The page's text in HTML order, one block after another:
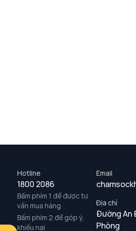
Hotline
1800 2086
Bấm phím 1 để được tư
vấn mua hàng
Bấm phím 2 để góp ý,
khiếu nại
Email
Địa chỉ
Đường An
Phòng